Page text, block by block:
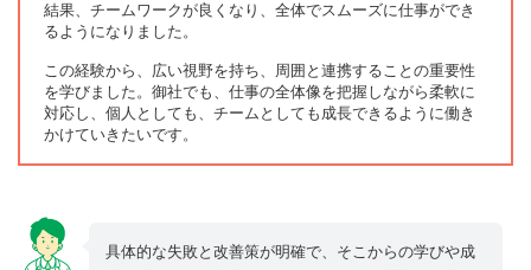
結果、チームワークが良くなり、全体でスムーズに仕事ができ
るようになりました。
この経験から、広い視野を持ち、周囲と連携することの重要性
を学びました。御社でも、仕事の全体像を把握しながら柔軟に
対応し、個人としても、チームとしても成長できるように働き
かけていきたいです。
具体的な失敗と改善策が明確で、そこからの学びや成